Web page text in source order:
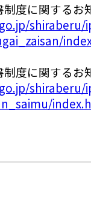
度に関するお
shiraberu/
度に関するお
shiraberu/